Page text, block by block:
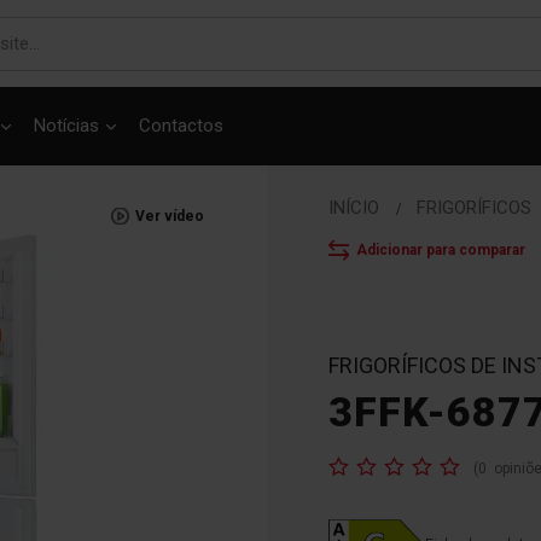
Notícias Contactos
Ver vídeo INÍCIO FRIGORÍFICOS
Adicionar para comparar
FRIGORÍFICOS DE
3FFK-
Classificação: (0